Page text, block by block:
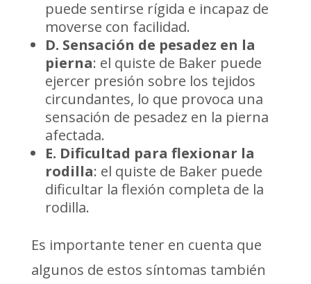
puede sentirse rígida e incapaz de
moverse con facilidad.
D. Sensación de pesadez en la
pierna: el quiste de Baker puede
ejercer presión sobre los tejidos
circundantes, lo que provoca una
sensación de pesadez en la pierna
afectada.
E. Dificultad para flexionar la
rodilla: el quiste de Baker puede
dificultar la flexión completa de la
rodilla.
Es importante tener en cuenta que
algunos de estos síntomas también